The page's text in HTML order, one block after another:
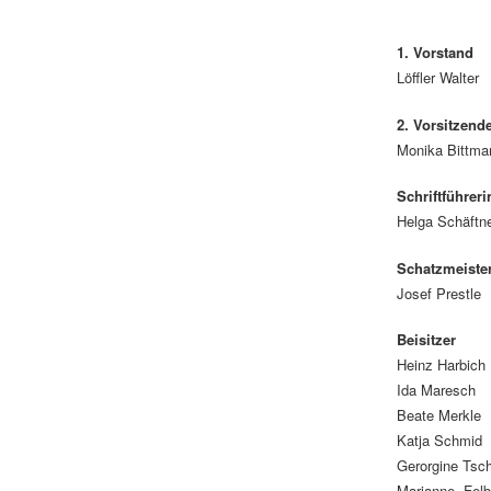
1. Vorstand
Löffler Walter
2.
Monika
Helga
Josef Prestle
Beisitzer
Heinz Harbich
Ida Maresch
Beate Merkle
Katja Schmid
Gerorgine